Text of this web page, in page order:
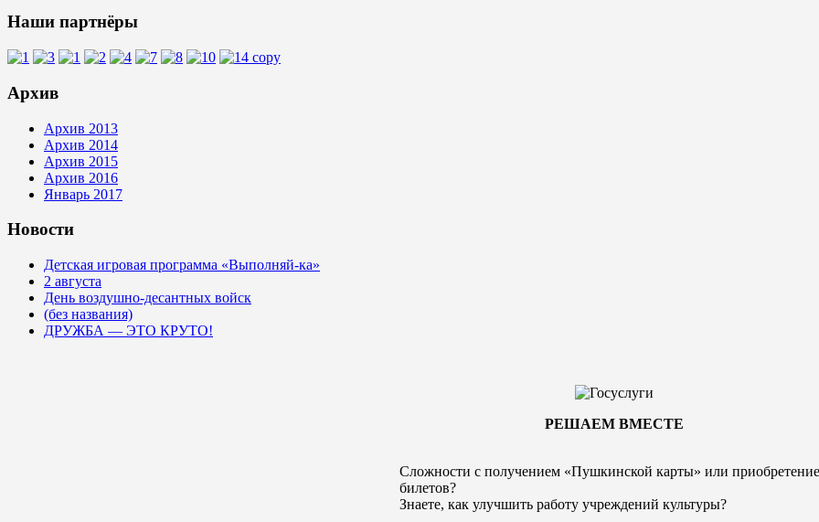
Наши партнёры
Архив
Архив 2013
Архив 2014
Архив 2015
Архив 2016
Январь 2017
Новости
Детская игровая программа «Выполняй-ка»
2 августа
День воздушно-десантных войск
(без названия)
ДРУЖБА — ЭТО КРУТО!
РЕШАЕМ ВМЕСТЕ
Сложности с получением «Пушкинской карты» или
билетов?
Знаете, как улучшить работу учреждений культуры?